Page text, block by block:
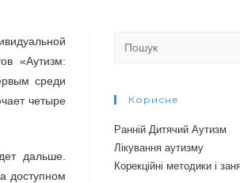
«Аутизм:
среди
четыре
дальше.
доступном
Корисне
Ранній Дитячий Аутизм
Лікування аутизму
Корекційні методики і